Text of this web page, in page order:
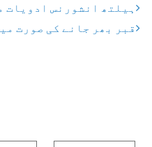
ہیلتھ انشورنس ادویات
قبر بھر جانے کی صورت